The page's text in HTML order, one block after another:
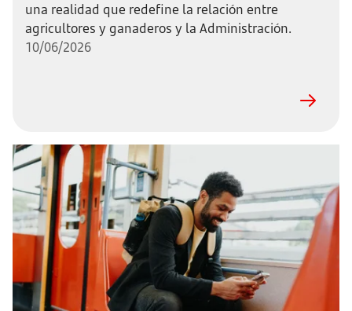
una realidad que redefine la relación entre
agricultores y ganaderos y la Administración.
10/06/2026